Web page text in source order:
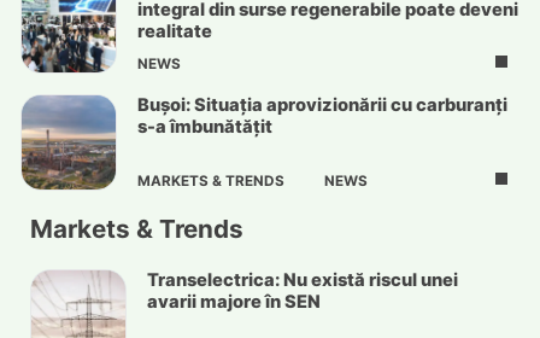
integral din surse regenerabile poate deveni
realitate
NEWS
Bușoi: Situația aprovizionării cu carburanți
s-a îmbunătățit
MARKETS & TRENDS NEWS
Markets & Trends
Transelectrica: Nu există riscul unei
avarii majore în SEN